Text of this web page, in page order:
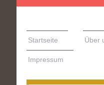
Startseite Über
Impressum